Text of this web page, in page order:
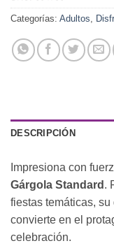
Categorías: Adultos,
DESCRIPCIÓN
Impresiona con
Gárgola Standard .
fiestas temáticas,
convierte en el
celebración.